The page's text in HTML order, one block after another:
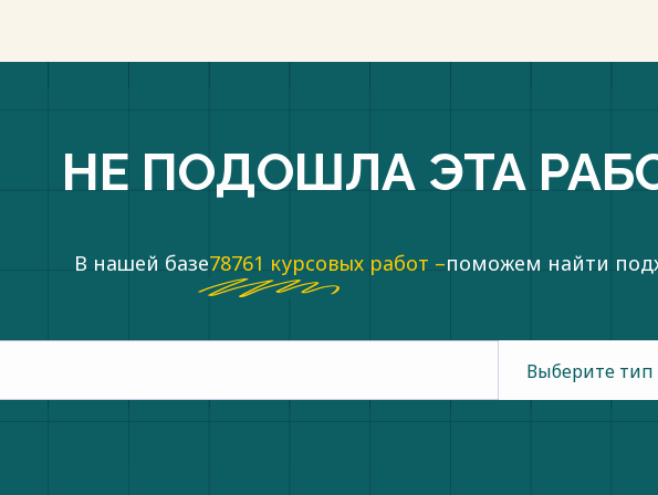
НЕ ПОДОШЛА ЭТА
В нашей базе78761 курсовых работ –поможем найти
Выберите тип